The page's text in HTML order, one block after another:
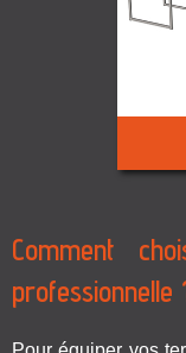
Comment
professionnelle